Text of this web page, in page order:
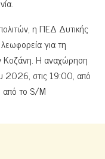
η ΠΕΔ Δυτικής
για τη
Κοζάνη. Η αναχώρηση
2026, στις 19:00, από
από το S/M